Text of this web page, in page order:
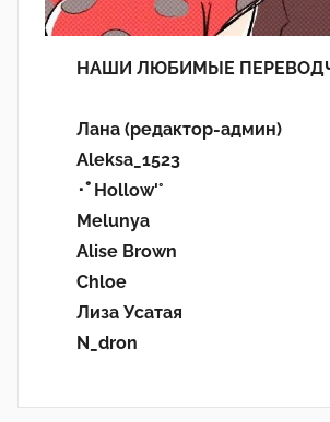
НАШИ ЛЮБИМЫЕ
Лана (редактор-админ)
Aleksa_1523
･ﾟHollow'°
Melunya
Alise Brown
Chloe
Лиза Усатая
N_dron